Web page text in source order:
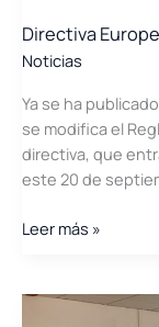
Directiva
Noticias
Ya se ha
se modifica el
directiva, que
este 20 de
Directiva
de
Leer más »